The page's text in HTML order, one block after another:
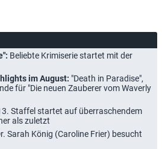
Beliebte Krimiserie startet mit der
im August: "Death in Paradise",
für "Die neuen Zauberer vom Waverly
Staffel startet auf überraschendem
als zuletzt
Sarah König (Caroline Frier) besucht